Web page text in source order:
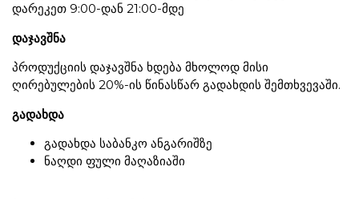
დარეკეთ 9:00-დან 21:00-მდე
დაჯავშნა
პროდუქციის დაჯავშნა ხდება მხოლოდ მისი
ღირებულების 20%-ის წინასწარ გადახდის შემთხვევაში.
გადახდა
გადახდა საბანკო ანგარიშზე
ნაღდი ფული მაღაზიაში